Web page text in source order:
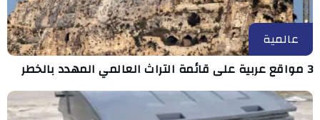
عالمية
3 مواقع عربية على قائمة التراث العالمي المهدد بالخطر